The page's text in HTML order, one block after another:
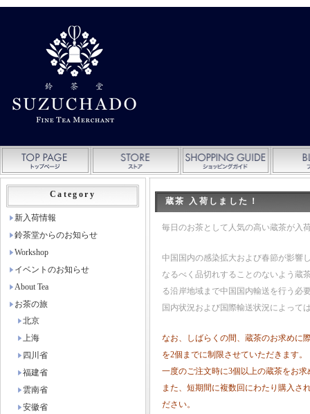
蔵茶 入荷しました！
毎日のお茶として人気の高い蔵茶が入
中国国内の感染拡大および春節が影響
なるべく品切れすることのないよう蔵
る沿岸地域まで中国国内輸送を行う必
国内状況および国際輸送状況によって
なお、しばらくの間、蔵茶のお求めに
を2個までに制限させていただきます。
一度のご注文時に3個以上の蔵茶をお
また、短期間に複数回にわたり購入さ
ださい。
Category
新入荷情報
鈴茶堂からのお知らせ
Workshop
イベントのお知らせ
About Tea
お茶の旅
北京
上海
四川省
福建省
雲南省
安徽省